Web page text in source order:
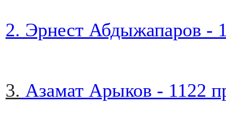
2. Эрнест Абдыжапаров -
3. Азамат Арыков - 1122